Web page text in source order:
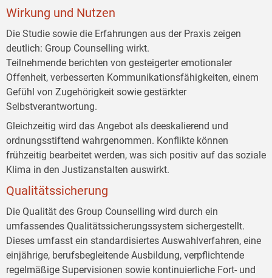
Wirkung und Nutzen
Die Studie sowie die Erfahrungen aus der Praxis zeigen
deutlich: Group Counselling wirkt.
Teilnehmende berichten von gesteigerter emotionaler
Offenheit, verbesserten Kommunikationsfähigkeiten, einem
Gefühl von Zugehörigkeit sowie gestärkter
Selbstverantwortung.
Gleichzeitig wird das Angebot als deeskalierend und
ordnungsstiftend wahrgenommen. Konflikte können
frühzeitig bearbeitet werden, was sich positiv auf das soziale
Klima in den Justizanstalten auswirkt.
Qualitätssicherung
Die Qualität des Group Counselling wird durch ein
umfassendes Qualitätssicherungssystem sichergestellt.
Dieses umfasst ein standardisiertes Auswahlverfahren, eine
einjährige, berufsbegleitende Ausbildung, verpflichtende
regelmäßige Supervisionen sowie kontinuierliche Fort- und